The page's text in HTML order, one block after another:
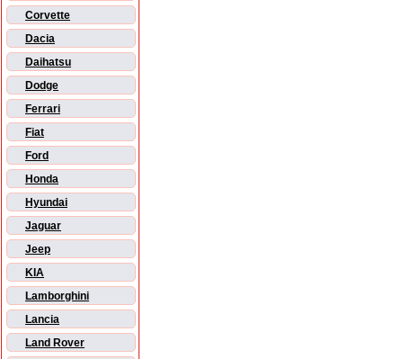
Corvette
Dacia
Daihatsu
Dodge
Ferrari
Fiat
Ford
Honda
Hyundai
Jaguar
Jeep
KIA
Lamborghini
Lancia
Land Rover